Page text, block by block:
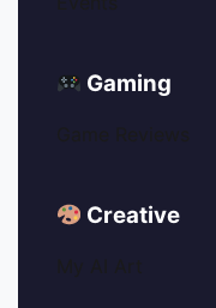
Gaming
Creative